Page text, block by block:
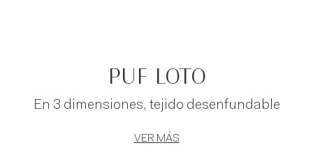
PUF LOTO
En 3 dimensiones, tejido desenfundable
VER MÁS